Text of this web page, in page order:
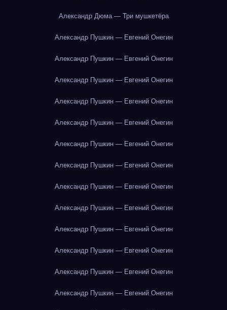
Александр Дюма — Три мушкетёра
Александр Пушкин — Евгений Онегин
Александр Пушкин — Евгений Онегин
Александр Пушкин — Евгений Онегин
Александр Пушкин — Евгений Онегин
Александр Пушкин — Евгений Онегин
Александр Пушкин — Евгений Онегин
Александр Пушкин — Евгений Онегин
Александр Пушкин — Евгений Онегин
Александр Пушкин — Евгений Онегин
Александр Пушкин — Евгений Онегин
Александр Пушкин — Евгений Онегин
Александр Пушкин — Евгений Онегин
Александр Пушкин — Евгений Онегин